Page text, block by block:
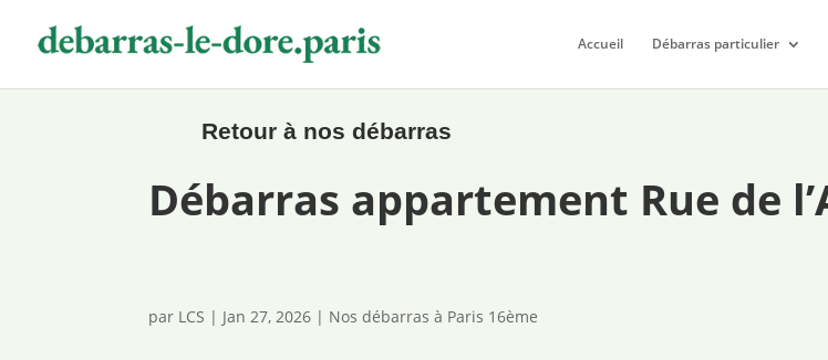
Accueil Débarras particulier
Retour à nos débarras
Débarras appartement Rue de
par LCS | Jan 27, 2026 | Nos débarras à Paris 16ème